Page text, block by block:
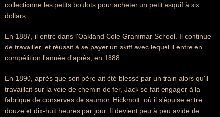
collectionne les petits boulots pour acheter un petit esquif à six
dollars.
En 1887, il entre dans l'Oakland Cole Grammar School. Il continue
de travailler, et réussit à se payer un skiff avec lequel il entre en
compétition l'année d'après, en 1888.
En 1890, après que son père ait été blessé par un train alors qu'il
travaillait sur la voie de chemin de fer, Jack se fait engager à la
fabrique de conserves de saumon Hickmott, où il s'épuise entre
douze et dix-huit heures par jour. Il devient peu à peu avide de